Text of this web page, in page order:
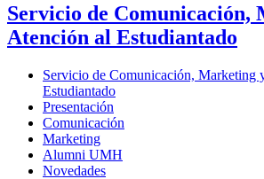
Servicio de Comunicación,
Atención al Estudiantado
Servicio de Comunicación, Marketing
Estudiantado
Presentación
Comunicación
Marketing
Alumni UMH
Novedades